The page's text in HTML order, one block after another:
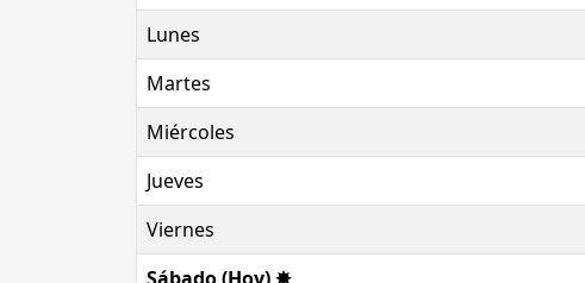
Lunes
Martes
Miércoles
Jueves
Viernes